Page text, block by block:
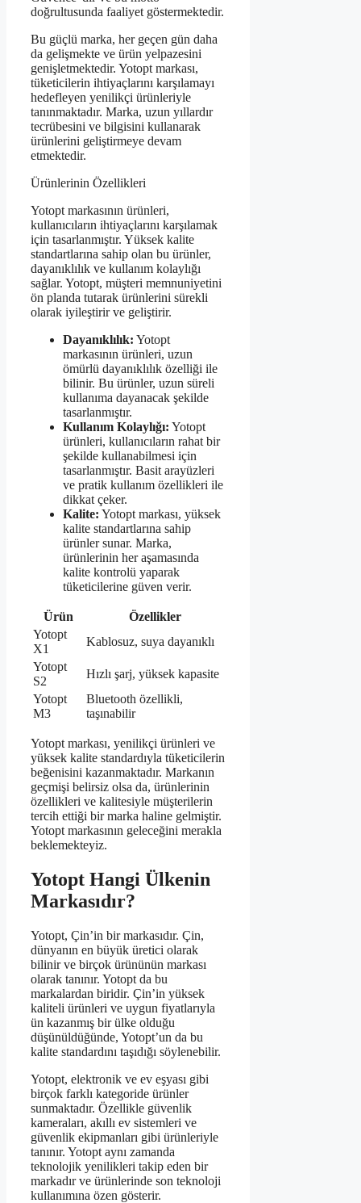
doğrultusunda faaliyet göstermektedir.
Bu güçlü marka, her geçen gün daha
da gelişmekte ve ürün yelpazesini
genişletmektedir. Yotopt markası,
tüketicilerin ihtiyaçlarını karşılamayı
hedefleyen yenilikçi ürünleriyle
tanınmaktadır. Marka, uzun yıllardır
tecrübesini ve bilgisini kullanarak
ürünlerini geliştirmeye devam
etmektedir.
Ürünlerinin Özellikleri
Yotopt markasının ürünleri,
kullanıcıların ihtiyaçlarını karşılamak
için tasarlanmıştır. Yüksek kalite
standartlarına sahip olan bu ürünler,
dayanıklılık ve kullanım kolaylığı
sağlar. Yotopt, müşteri memnuniyetini
ön planda tutarak ürünlerini sürekli
olarak iyileştirir ve geliştirir.
Dayanıklılık: Yotopt
markasının ürünleri, uzun
ömürlü dayanıklılık özelliği ile
bilinir. Bu ürünler, uzun süreli
kullanıma dayanacak şekilde
tasarlanmıştır.
Kullanım Kolaylığı: Yotopt
ürünleri, kullanıcıların rahat bir
şekilde kullanabilmesi için
tasarlanmıştır. Basit arayüzleri
ve pratik kullanım özellikleri ile
dikkat çeker.
Kalite: Yotopt markası, yüksek
kalite standartlarına sahip
ürünler sunar. Marka,
ürünlerinin her aşamasında
kalite kontrolü yaparak
tüketicilerine güven verir.
Ürün
Özellikler
Yotopt
X1
Kablosuz, suya dayanıklı
Yotopt
S2
Hızlı şarj, yüksek kapasite
Yotopt
M3
Bluetooth özellikli,
taşınabilir
Yotopt markası, yenilikçi ürünleri ve
yüksek kalite standardıyla tüketicilerin
beğenisini kazanmaktadır. Markanın
geçmişi belirsiz olsa da, ürünlerinin
özellikleri ve kalitesiyle müşterilerin
tercih ettiği bir marka haline gelmiştir.
Yotopt markasının geleceğini merakla
beklemekteyiz.
Yotopt Hangi Ülkenin
Markasıdır?
Yotopt, Çin’in bir markasıdır. Çin,
dünyanın en büyük üretici olarak
bilinir ve birçok ürününün markası
olarak tanınır. Yotopt da bu
markalardan biridir. Çin’in yüksek
kaliteli ürünleri ve uygun fiyatlarıyla
ün kazanmış bir ülke olduğu
düşünüldüğünde, Yotopt’un da bu
kalite standardını taşıdığı söylenebilir.
Yotopt, elektronik ve ev eşyası gibi
birçok farklı kategoride ürünler
sunmaktadır. Özellikle güvenlik
kameraları, akıllı ev sistemleri ve
güvenlik ekipmanları gibi ürünleriyle
tanınır. Yotopt aynı zamanda
teknolojik yenilikleri takip eden bir
markadır ve ürünlerinde son teknoloji
kullanımına özen gösterir.